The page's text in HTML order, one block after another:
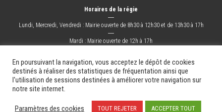
Horaires de la régie
―
Lundi, Mercredi, Vendredi : Mairie ouverte de 8h30 à 12h30 et de 13h30 à 17h
―
Mardi : Mairie ouverte de 12h à 17h
La Ville Mes démarches Grandir ! Sortir ! Changer !
Les docs.
Mentions légales
En poursuivant la navigation, vous acceptez le dépôt de cookies
destinés à réaliser des statistiques de fréquentation ainsi que
l'utilisation de sessions destinées à améliorer votre navigation sur
notre site internet.
Paramètres des cookies TOUT REJETER ACCEPTER TOUT